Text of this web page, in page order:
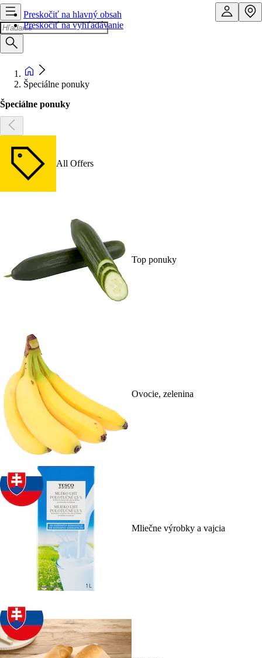
Preskočiť na hlavný obsah
Preskočiť na vyhľadávanie
Špeciálne ponuky
Špeciálne ponuky
All Offers
Top ponuky
Ovocie, zelenina
Mliečne výrobky a vajcia